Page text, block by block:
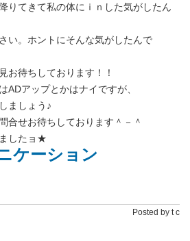
りてきて私の体にｉｎした気がしたん
い。ホントにそんな気がしたんで
お待ちしております！！
ADアップとかはナイですが、
ましょう♪
合せお待ちしております＾－＾
したョ★
ケーション
Posted by t c